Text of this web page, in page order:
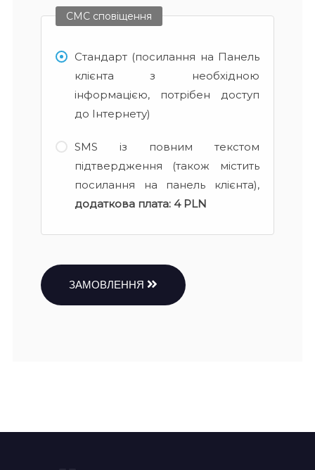
СМС сповіщення
Стандарт (посилання на Панель
клієнта з необхідною
інформацією, потрібен доступ
до Інтернету)
SMS із повним текстом
підтвердження (також містить
посилання на панель клієнта),
додаткова плата: 4 PLN
ЗАМОВЛЕННЯ